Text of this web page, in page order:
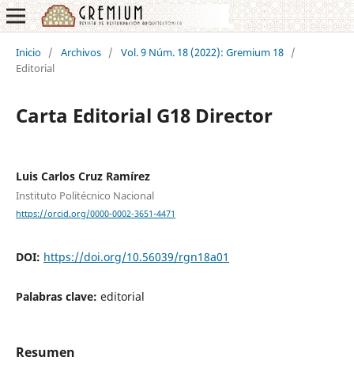
Inicio / Archivos / Vol. 9 Núm. 18 (2022): Gremium 18 /
Editorial
Carta Editorial G18 Director
Luis Carlos Cruz Ramírez
Instituto Politécnico Nacional
https://orcid.org/0000-0002-3651-4471
DOI: https://doi.org/10.56039/rgn18a01
Palabras clave: editorial
Resumen